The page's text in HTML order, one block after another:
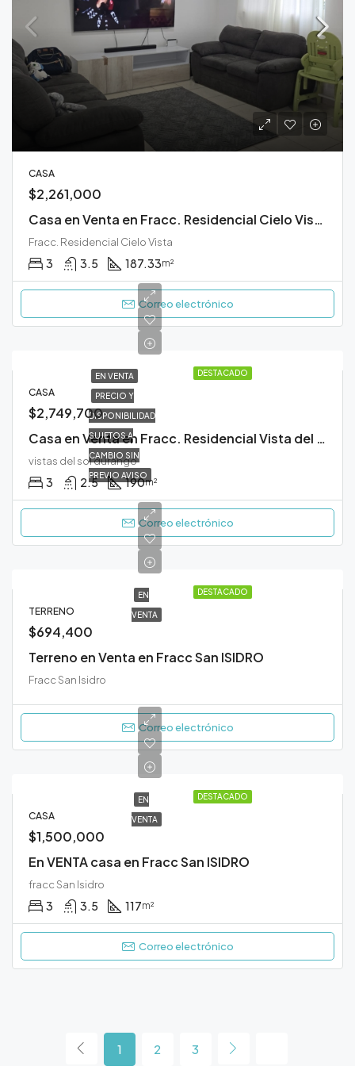
CASA
$2,261,000
Casa en Venta en Fracc. Residencial Cielo Vista Durango
Fracc. Residencial Cielo Vista
3 3.5 187.33m²
Correo electrónico
DESTACADO
EN VENTA
PRECIO Y
DISPONIBILIDAD
SUJETOS A
CAMBIO SIN
PREVIO AVISO
CASA
$2,749,700
Casa en Venta en Fracc. Residencial Vista del Sol Durango
vistas del sol durango
3 2.5 190m²
Correo electrónico
DESTACADO
EN
VENTA
TERRENO
$694,400
Terreno en Venta en Fracc San ISIDRO
Fracc San Isidro
Correo electrónico
DESTACADO
EN
VENTA
CASA
$1,500,000
En VENTA casa en Fracc San ISIDRO
fracc San Isidro
3 3.5 117m²
Correo electrónico
1 2 3